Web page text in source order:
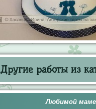
Другие работы из
Любимой маме